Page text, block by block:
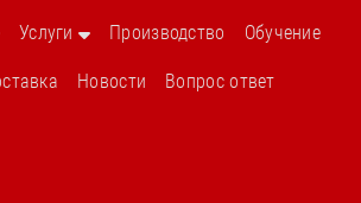
Услуги Производство Обучение
Новости Вопрос ответ